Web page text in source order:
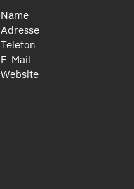
Name
Adresse
Telefon
E-Mail
Website